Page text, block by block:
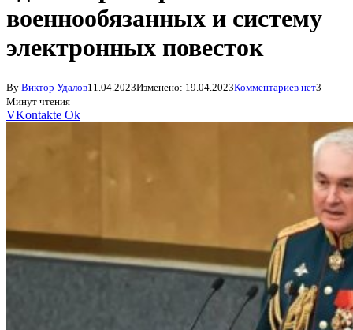
военнообязанных и систему
электронных повесток
By Виктор Удалов11.04.2023Изменено: 19.04.2023Комментариев нет3
Минут чтения
VKontakte Ok